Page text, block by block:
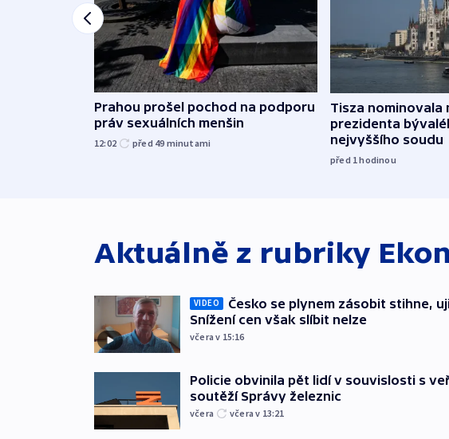
Prahou prošel pochod na podporu
práv sexuálních menšin
12:02 před 49 minutami
Tisza nominovala
prezidenta
nejvyššího soudu
před 1hodinou
Aktuálně z rubriky
VIDEO
Česko se plynem zásobit stihne,
Snížení cen však slíbit nelze
včera v 15:16
Policie obvinila pět lidí v souvislosti s
soutěží Správy železnic
včera včera v 13:21